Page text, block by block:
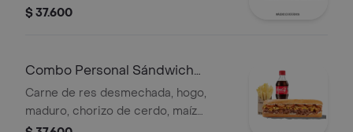
calada asada, cebolla blanca, cilantro,
$ 37.600
Combo Personal Sándwich
Qumbia
Carne de res desmechada, hogo,
maduro, chorizo de cerdo, maíz